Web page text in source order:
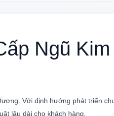
Ngũ Kim
Với định hướng phát triển
lâu dài cho khách hàng.